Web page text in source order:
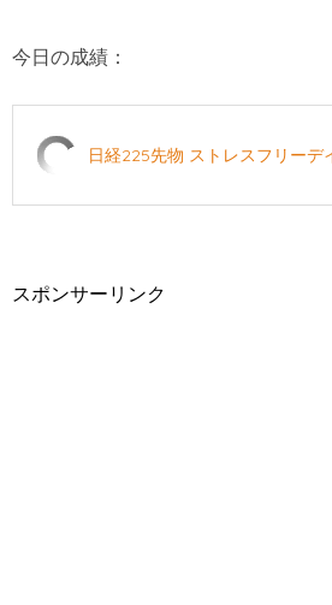
今日の成績：
日経225先物 ストレスフリーデ
スポンサーリンク